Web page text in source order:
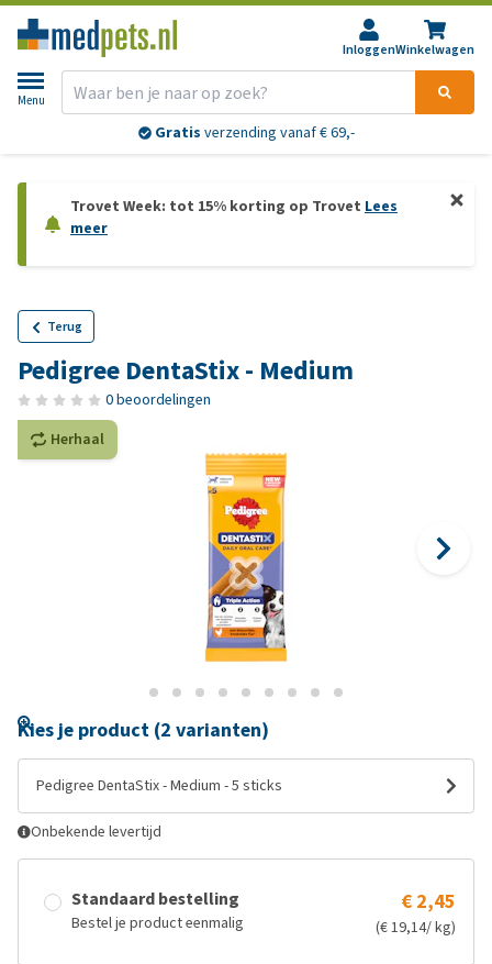
InloggenWinkelwagen
Menu
Gratis verzending vanaf € 69,-
Trovet Week: tot 15% korting op Trovet Lees
meer
Terug
Pedigree DentaStix - Medium
0 beoordelingen
Herhaal
Kies je product (2 varianten)
Pedigree DentaStix - Medium - 5 sticks
Onbekende levertijd
Standaard bestelling
Bestel je product eenmalig
€ 2,45
(€ 19,14/ kg)